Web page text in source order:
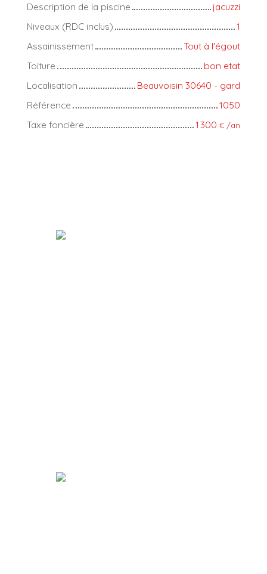
Description de la piscine
jacuzzi
Niveaux (RDC inclus)
1
Assainissement
Tout à l'égout
Toiture
bon etat
Localisation
Beauvoisin 30640 - gard
Référence
1050
Taxe foncière
1 300 € /an